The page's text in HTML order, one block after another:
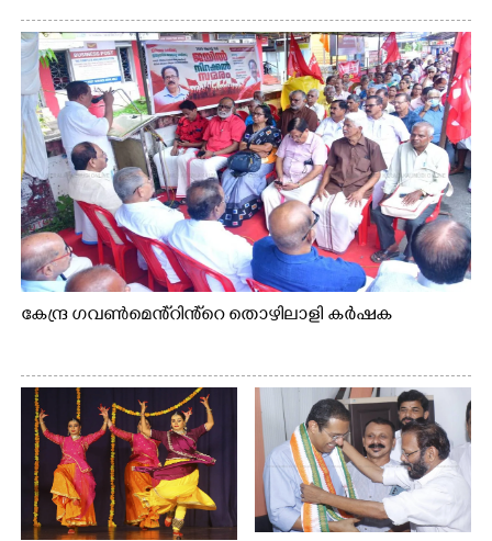
കേന്ദ്ര ഗവൺമെൻ്റിൻ്റെ തൊഴിലാളി കർഷക